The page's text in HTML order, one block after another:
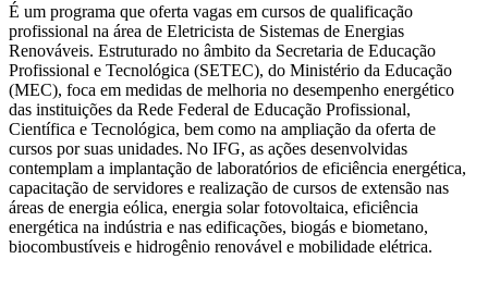
É um programa que oferta vagas em cursos de qualificação
profissional na área de Eletricista de Sistemas de Energias
Renováveis. Estruturado no âmbito da Secretaria de Educação
Profissional e Tecnológica (SETEC), do Ministério da Educação
(MEC), foca em medidas de melhoria no desempenho energético
das instituições da Rede Federal de Educação Profissional,
Científica e Tecnológica, bem como na ampliação da oferta de
cursos por suas unidades. No IFG, as ações desenvolvidas
contemplam a implantação de laboratórios de eficiência energética,
capacitação de servidores e realização de cursos de extensão nas
áreas de energia eólica, energia solar fotovoltaica, eficiência
energética na indústria e nas edificações, biogás e biometano,
biocombustíveis e hidrogênio renovável e mobilidade elétrica.